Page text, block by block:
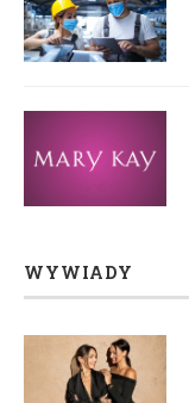
WYWIADY